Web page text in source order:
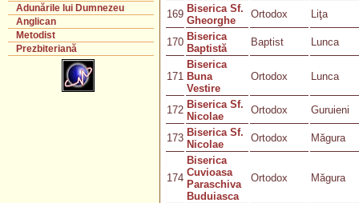
Adunările lui Dumnezeu
Anglican
Metodist
Prezbiteriană
169 Biserica Sf.
Gheorghe
Ortodox Liţa
170 Biserica
Baptistă
Baptist Lunca
171
Biserica
Buna
Vestire
Ortodox Lunca
172 Biserica Sf.
Nicolae
Ortodox Guruieni
173 Biserica Sf.
Nicolae
Ortodox Măgura
174
Biserica
Cuvioasa
Paraschiva
Buduiasca
Ortodox Măgura